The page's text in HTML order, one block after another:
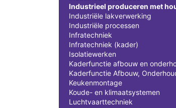
Industrieel produceren met
Industriële lakverwerking
Industriële processen
Infratechniek
Infratechniek (kader)
Isolatiewerken
Kaderfunctie afbouw en
Kaderfunctie Afbouw,
Keukenmontage
Koude- en klimaatsystemen
Luchtvaarttechniek